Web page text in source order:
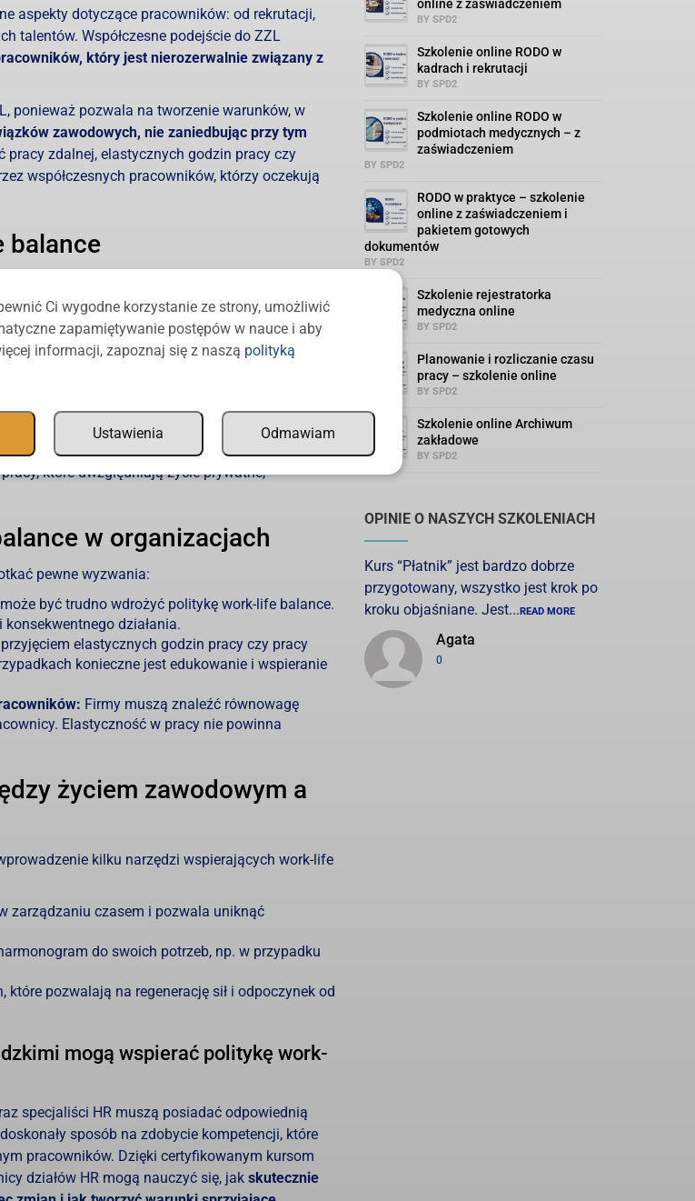
aspekty dotyczące pracowników: od rekrutacji,
talentów. Współczesne podejście do ZZL
który jest nierozerwalnie związany z
ponieważ pozwala na tworzenie warunków, w
zawodowych, nie zaniedbując przy tym
zdalnej, elastycznych godzin pracy czy
współczesnych pracowników, którzy oczekują
balance
zarówno dla pracowników, jak i dla samego
mają możliwość równoważenia pracy z życiem
sprawia, że czują się szanowani i doceniani.
unikać wypalenia zawodowego, co
są bardziej efektywni w pracy. Równowaga
mniejsze rozproszenie.
balance, często przyciągają najlepszych
które uwzględniają życie prywatne,
w organizacjach
pewne wyzwania:
być trudno wdrożyć politykę work-life balance.
działania.
elastycznych godzin pracy czy pracy
konieczne jest edukowanie i wspieranie
Firmy muszą znaleźć równowagę
Elastyczność w pracy nie powinna
życiem zawodowym a
kilku narzędzi wspierających work-life
zarządzaniu czasem i pozwala uniknąć
do swoich potrzeb, np. w przypadku
pozwalają na regenerację sił i odpoczynek od
mogą wspierać politykę work-
specjaliści HR muszą posiadać odpowiednią
sposób na zdobycie kompetencji, które
pracowników. Dzięki certyfikowanym kursom
działów HR mogą nauczyć się, jak skutecznie
online z zaświadczeniem
BY SPD2
Szkolenie online RODO w
kadrach i rekrutacji
BY SPD2
Szkolenie online RODO w
podmiotach medycznych – z
zaświadczeniem
BY SPD2
RODO w praktyce – szkolenie
online z zaświadczeniem i
pakietem gotowych
dokumentów
BY SPD2
Szkolenie rejestratorka
medyczna online
BY SPD2
Planowanie i rozliczanie czasu
pracy – szkolenie online
BY SPD2
Szkolenie online Archiwum
zakładowe
BY SPD2
OPINIE O NASZYCH SZKOLENIACH
Kurs “Płatnik” jest bardzo dobrze
przygotowany, wszystko jest krok po
kroku objaśniane. Jest...READ MORE
Agata
0
Ci wygodne korzystanie ze strony, umożliwić
zapamiętywanie postępów w nauce i aby
informacji, zapoznaj się z naszą polityką
Ustawienia Odmawiam